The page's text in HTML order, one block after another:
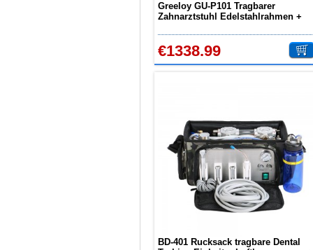
Greeloy GU-P101 Tragbarer
Zahnarztstuhl Edelstahlrahmen +
€1338.99
BD-401 Rucksack tragbare Dental